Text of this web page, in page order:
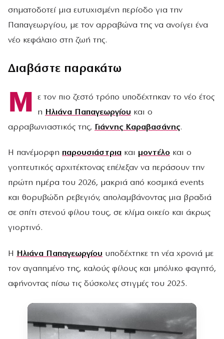
σηματοδοτεί μια ευτυχισμένη περίοδο για την
Παπαγεωργίου, με τον αρραβώνα της να ανοίγει ένα
νέο κεφάλαιο στη ζωή της.
Διαβάστε παρακάτω
Μ
ε τον πιο ζεστό τρόπο υποδέχτηκαν το νέο έτος
η Ηλιάνα Παπαγεωργίου και ο
αρραβωνιαστικός της, Γιάννης Καραβασάνης.
Η πανέμορφη παρουσιάστρια και μοντέλο και ο
γοητευτικός αρχιτέκτονας επέλεξαν να περάσουν την
πρώτη ημέρα του 2026, μακριά από κοσμικά events
και θορυβώδη ρεβεγιόν, απολαμβάνοντας μια βραδιά
σε σπίτι στενού φίλου τους, σε κλίμα οικείο και άκρως
γιορτινό.
Η Ηλιάνα Παπαγεωργίου υποδέχτηκε τη νέα χρονιά με
τον αγαπημένο της, καλούς φίλους και μπόλικο φαγητό,
αφήνοντας πίσω τις δύσκολες στιγμές του 2025.